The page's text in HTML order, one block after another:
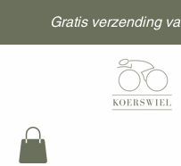
Gratis verzending